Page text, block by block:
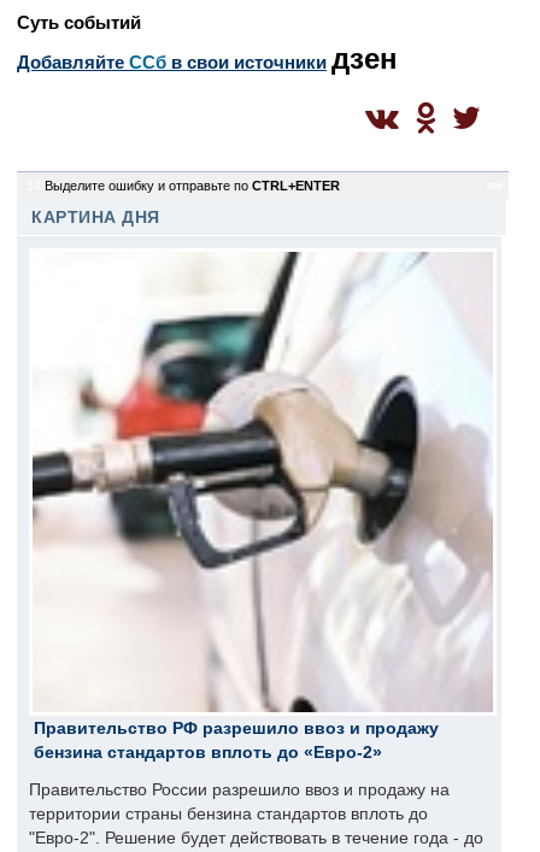
Суть событий
Добавляйте CСб в свои источники дзен
Выделите ошибку и отправьте по CTRL+ENTER
КАРТИНА ДНЯ
Правительство РФ разрешило ввоз и продажу
бензина стандартов вплоть до «Евро-2»
Правительство России разрешило ввоз и продажу на
территории страны бензина стандартов вплоть до
"Евро-2". Решение будет действовать в течение года - до